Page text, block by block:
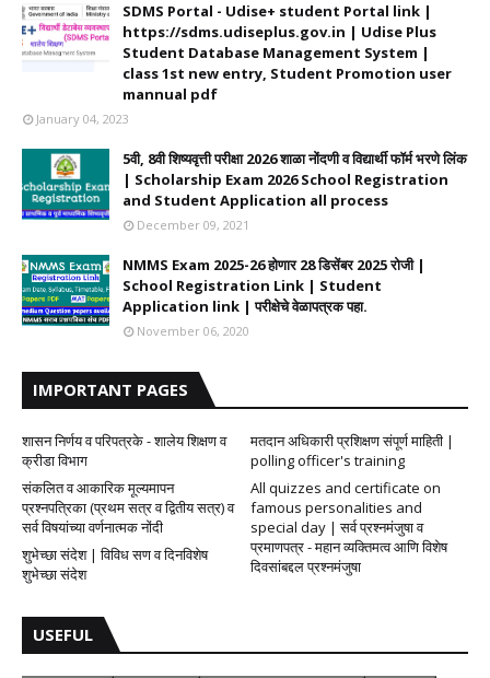
SDMS Portal - Udise+ student Portal link |
https://sdms.udiseplus.gov.in | Udise Plus
Student Database Management System |
class 1st new entry, Student Promotion user
mannual pdf
January 04, 2023
5वी, 8वी शिष्यवृत्ती परीक्षा 2026 शाळा नोंदणी व विद्यार्थी फॉर्म भरणे लिंक
| Scholarship Exam 2026 School Registration
and Student Application all process
December 09, 2021
NMMS Exam 2025-26 होणार 28 डिसेंबर 2025 रोजी |
School Registration Link | Student
Application link | परीक्षेचे वेळापत्रक पहा.
November 06, 2020
IMPORTANT PAGES
शासन निर्णय व परिपत्रके - शालेय शिक्षण व
क्रीडा विभाग
मतदान अधिकारी प्रशिक्षण संपूर्ण माहिती |
polling officer's training
संकलित व आकारिक मूल्यमापन
प्रश्नपत्रिका (प्रथम सत्र व द्वितीय सत्र) व
सर्व विषयांच्या वर्णनात्मक नोंदी
All quizzes and certificate on
famous personalities and
special day | सर्व प्रश्नमंजुषा व
प्रमाणपत्र - महान व्यक्तिमत्व आणि विशेष
दिवसांबद्दल प्रश्नमंजुषा
शुभेच्छा संदेश | विविध सण व दिनविशेष
शुभेच्छा संदेश
USEFUL